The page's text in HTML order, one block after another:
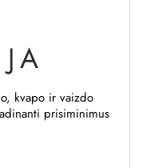
kvapo ir vaizdo
prisiminimus